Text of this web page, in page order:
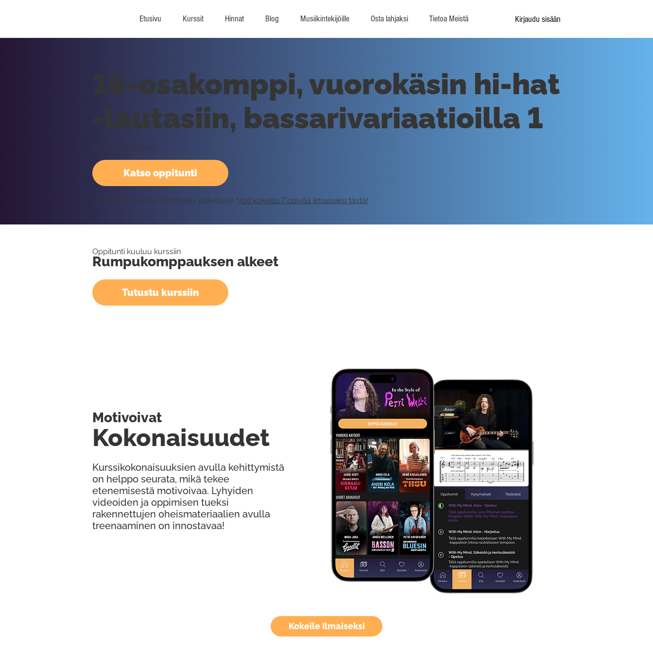
Etusivu Kurssit Hinnat Blog Musiikintekijöille Osta lahjaksi Tietoa Meistä Kirjaudu sisään
Kokeile Ilmaiseksi
Katso oppitunti
16-osakomppi, vuorokäsin hi-hat
-lautasiin, bassarivariaatioilla 1
Bassarivariaatioita
Vaatii kirjautumisen Rockway palveluun. Voit kokeilla 7 päivää ilmaiseksi tästä!
Oppitunti kuuluu kurssiin
Rumpukomppauksen alkeet
Tutustu kurssiin
Kurssikokonaisuuksien avulla kehittymistä
on helppo seurata, mikä tekee
etenemisestä motivoivaa. Lyhyiden
videoiden ja oppimisen tueksi
rakennettujen oheismateriaalien avulla
treenaaminen on innostavaa!
Kokonaisuudet
Motivoivat